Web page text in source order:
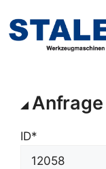
Inhalt
springen
Anfrage
ID*